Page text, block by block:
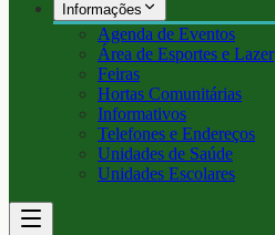
Informações
Agenda de Eventos
Área de Esportes e Lazer
Feiras
Hortas Comunitárias
Informativos
Telefones e Endereços
Unidades de Saúde
Unidades Escolares